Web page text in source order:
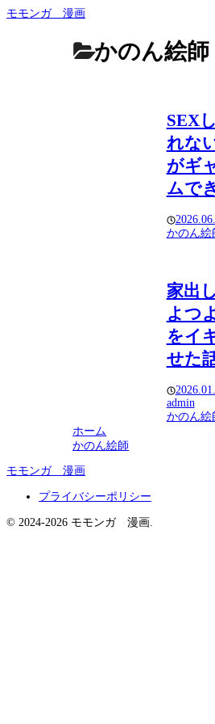
モモンガ 漫画
かのん絵師
SEX
れな
がギ
ムで
かのん絵
家出
よつ
をイ
せた
admin
かのん絵
ホーム
かのん絵師
モモンガ 漫画
プライバシーポリシー
© 2024-2026 モモンガ 漫画.